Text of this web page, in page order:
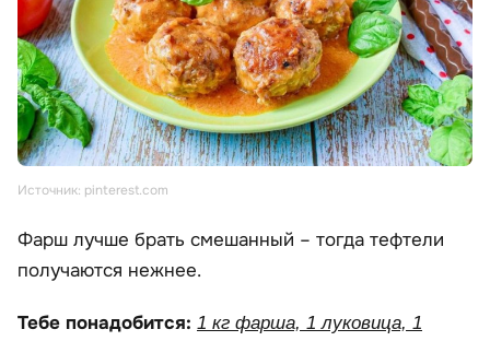
Источник: pinterest.com
Фарш лучше брать смешанный – тогда тефтели
получаются нежнее.
Тебе понадобится: 1 кг фарша, 1 луковица, 1